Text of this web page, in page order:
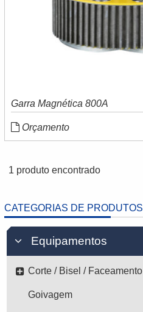
CATEGORIAS DE PRODUTOS
Equipamentos
Corte / Bisel / Faceamento
Goivagem
Garra Magnética 800A
Orçamento
1 produto encontrado